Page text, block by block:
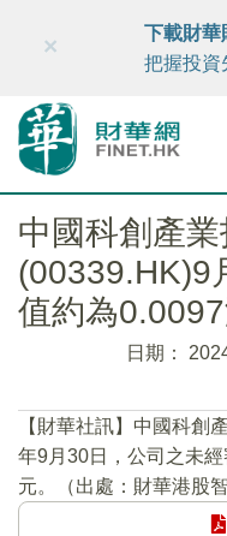
財華智庫網
×
下載財華
把握投資
中國科創產業
(00339.HK)9
值約為
日期：
【財華社訊】中國科創
年9月30日，公司之未
元。（出處：財華港股智